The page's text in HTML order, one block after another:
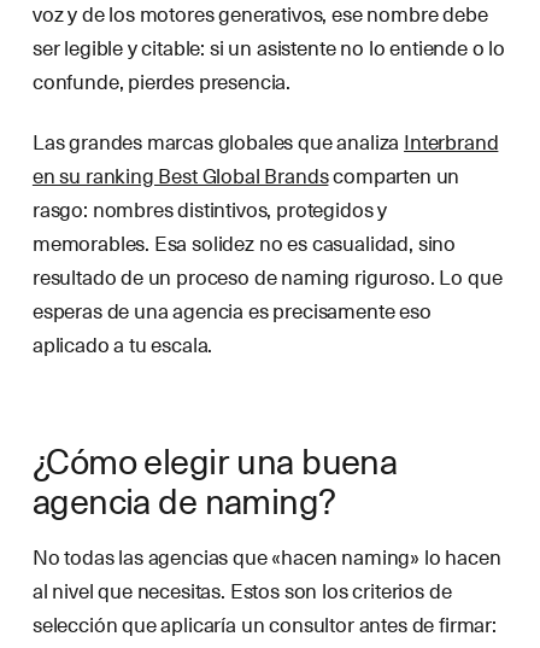
voz y de los motores generativos, ese nombre debe
ser legible y citable: si un asistente no lo entiende o lo
confunde, pierdes presencia.
Las grandes marcas globales que analiza Interbrand
en su ranking Best Global Brandscomparten un
rasgo: nombres distintivos, protegidos y
memorables. Esa solidez no es casualidad, sino
resultado de un proceso de naming riguroso. Lo que
esperas de una agencia es precisamente eso
aplicado a tu escala.
¿Cómo elegir una buena
agencia de naming?
No todas las agencias que «hacen naming» lo hacen
al nivel que necesitas. Estos son los criterios de
selección que aplicaría un consultor antes de firmar: